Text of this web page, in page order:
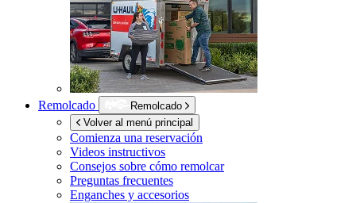
Remolcado
Remolcado
Volver al menú principal
Comienza una reservación
Videos instructivos
Consejos sobre cómo remolcar
Preguntas frecuentes
Enganches y accesorios